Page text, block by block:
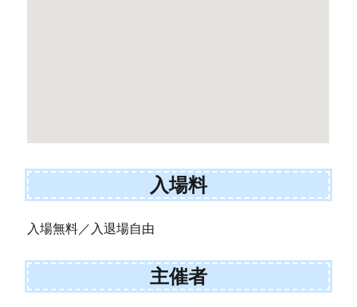
入場料
入場無料／入退場自由
主催者